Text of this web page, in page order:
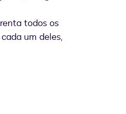
todos os
um deles,